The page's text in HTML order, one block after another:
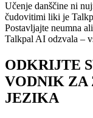
Učenje danščine ni
čudovitimi liki je
Postavljajte neumna
Talkpal AI odzvala –
ODKRIJTE
VODNIK ZA
JEZIKA